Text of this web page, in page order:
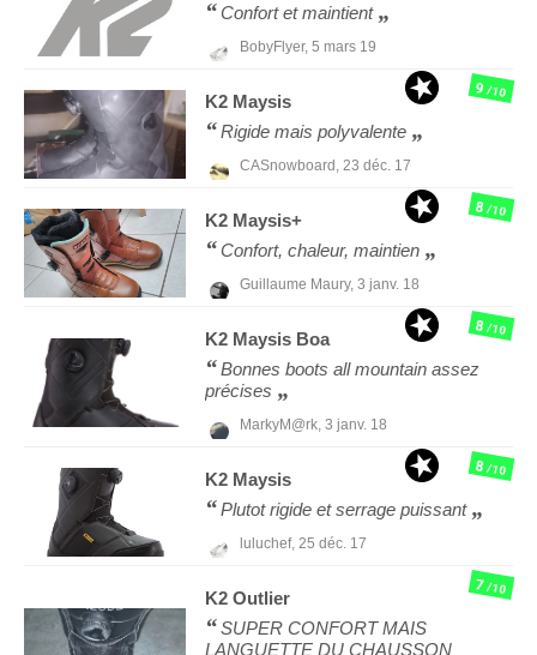
Confort et maintient
BobyFlyer, 5 mars 19
K2 Maysis
Rigide mais polyvalente
CASnowboard, 23 déc. 17
9/10
K2 Maysis+
Confort, chaleur, maintien
Guillaume Maury, 3 janv. 18
8/10
K2 Maysis Boa
Bonnes boots all mountain assez
précises
MarkyM@rk, 3 janv. 18
8/10
K2 Maysis
Plutot rigide et serrage puissant
luluchef, 25 déc. 17
8/10
K2 Outlier
SUPER CONFORT MAIS
LANGUETTE DU CHAUSSON
7/10